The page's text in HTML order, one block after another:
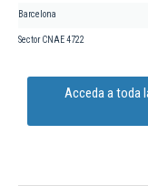
Barcelona
Sector CNAE 4722
Acceda a toda